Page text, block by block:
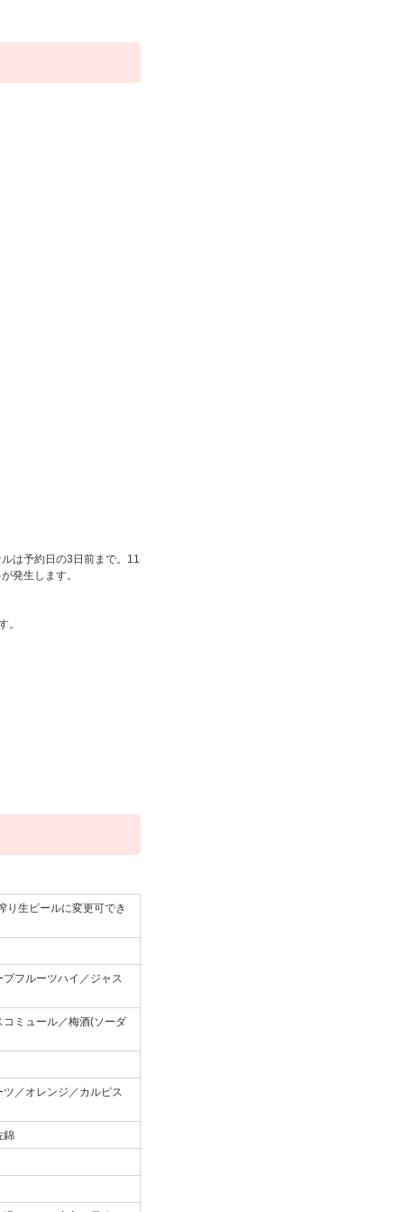
は予約日の3日前まで。11
発生します。
。
生ビールに変更可でき
フルーツハイ／ジャス
ミュール／梅酒(ソーダ
／オレンジ／カルピス
錦